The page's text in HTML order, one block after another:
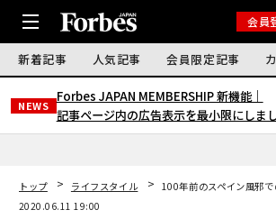
会員
新着記事 人気記事 会員限定記事
NEWS
Forbes JAPAN MEMBERSHIP 新機能｜
記事ページ内の広告表示を最小限にしま
トップ ライフスタイル
100年前のスペイン風邪
2020.06.11 19:00